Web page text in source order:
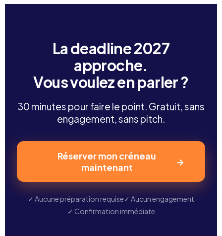
engagement, vous décidez de la suite.
La deadline 2027
approche.
Vous voulez en parler ?
30 minutes pour faire le point. Gratuit, sans
engagement, sans pitch.
Réserver mon créneau
maintenant
→
✓ Aucune préparation requise✓ Aucun engagement
✓ Confirmation immédiate